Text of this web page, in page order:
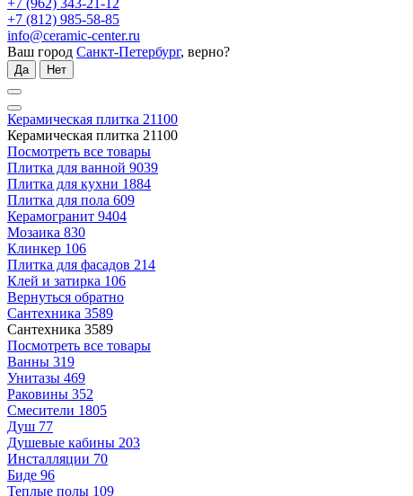
+7 (962) 343-21-12
+7 (812) 985-58-85
info@ceramic-center.ru
Ваш город Санкт-Петербург, верно?
Да Нет
Керамическая плитка 21100
Керамическая плитка 21100
Посмотреть все товары
Плитка для ванной 9039
Плитка для кухни 1884
Плитка для пола 609
Керамогранит 9404
Мозаика 830
Клинкер 106
Плитка для фасадов 214
Клей и затирка 106
Вернуться обратно
Сантехника 3589
Сантехника 3589
Посмотреть все товары
Ванны 319
Унитазы 469
Раковины 352
Смесители 1805
Душ 77
Душевые кабины 203
Инсталляции 70
Биде 96
Теплые полы 109